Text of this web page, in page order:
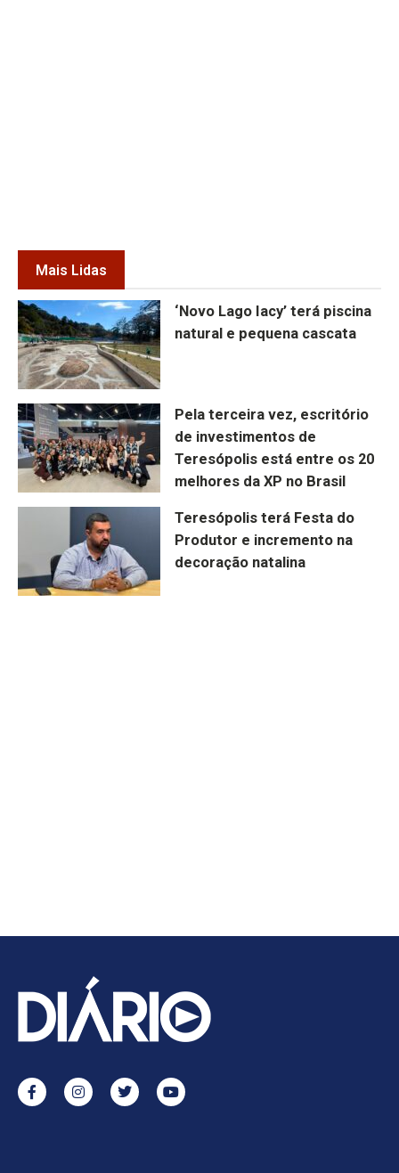
Mais Lidas
‘Novo Lago Iacy’ terá piscina
natural e pequena cascata
Pela terceira vez, escritório
de investimentos de
Teresópolis está entre os 20
melhores da XP no Brasil
Teresópolis terá Festa do
Produtor e incremento na
decoração natalina